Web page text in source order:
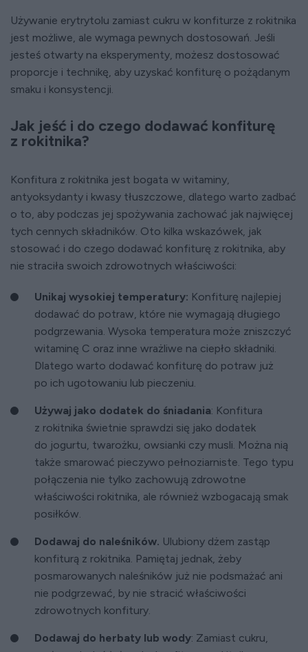
Używanie erytrytolu zamiast cukru w konfiturze z rokitnika
jest możliwe, ale wymaga pewnych dostosowań. Jeśli
jesteś otwarty na eksperymenty, możesz dostosować
proporcje i technikę, aby uzyskać konfiturę o pożądanym
smaku i konsystencji.
Jak jeść i do czego dodawać konfiturę
z rokitnika?
Konfitura z rokitnika jest bogata w witaminy,
antyoksydanty i kwasy tłuszczowe, dlatego warto zadbać
o to, aby podczas jej spożywania zachować jak najwięcej
tych cennych składników. Oto kilka wskazówek, jak
stosować i do czego dodawać konfiturę z rokitnika, aby
nie straciła swoich zdrowotnych właściwości:
Unikaj wysokiej temperatury: Konfiturę najlepiej
dodawać do potraw, które nie wymagają długiego
podgrzewania. Wysoka temperatura może zniszczyć
witaminę C oraz inne wrażliwe na ciepło składniki.
Dlatego warto dodawać konfiturę do potraw już
po ich ugotowaniu lub pieczeniu.
Używaj jako dodatek do śniadania: Konfitura
z rokitnika świetnie sprawdzi się jako dodatek
do jogurtu, twarożku, owsianki czy musli. Można nią
także smarować pieczywo pełnoziarniste. Tego typu
połączenia nie tylko zachowują zdrowotne
właściwości rokitnika, ale również wzbogacają smak
posiłków.
Dodawaj do naleśników. Ulubiony dżem zastąp
konfiturą z rokitnika. Pamiętaj jednak, żeby
posmarowanych naleśników już nie podsmażać ani
nie podgrzewać, by nie stracić właściwości
zdrowotnych konfitury.
Dodawaj do herbaty lub wody: Zamiast cukru,